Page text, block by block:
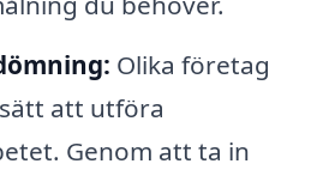
Olika företag
att utföra
Genom att ta in